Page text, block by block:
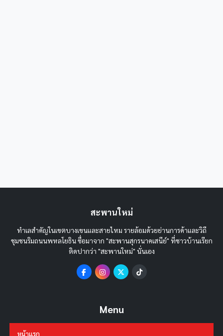
สะพานใหม่
ทำเลสำคัญในเขตบางเขนและสายไหม รายล้อมด้วยย่านการค้าและวิถี
ชุมชนริมถนนพหลโยธิน ชื่อมาจาก "สะพานสุกรนาคเสนีย์" ที่ชาวบ้านเรียก
ติดปากว่า "สะพานใหม่" นั่นเอง
Menu
หน้าแรก